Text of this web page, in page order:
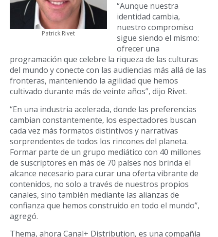
Patrick Rivet
“Aunque nuestra
identidad cambia,
nuestro compromiso
sigue siendo el mismo:
ofrecer una
programación que celebre la riqueza de las culturas
del mundo y conecte con las audiencias más allá de las
fronteras, manteniendo la agilidad que hemos
cultivado durante más de veinte años”, dijo Rivet.
“En una industria acelerada, donde las preferencias
cambian constantemente, los espectadores buscan
cada vez más formatos distintivos y narrativas
sorprendentes de todos los rincones del planeta.
Formar parte de un grupo mediático con 40 millones
de suscriptores en más de 70 países nos brinda el
alcance necesario para curar una oferta vibrante de
contenidos, no solo a través de nuestros propios
canales, sino también mediante las alianzas de
confianza que hemos construido en todo el mundo”,
agregó.
Thema, ahora Canal+ Distribution, es una compañía